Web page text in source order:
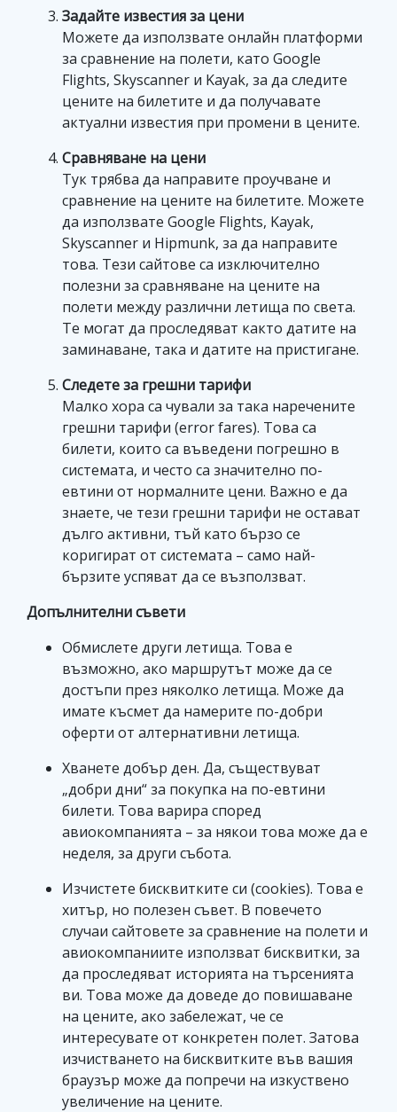
Задайте известия за цени
Можете да използвате онлайн платформи
за сравнение на полети, като Google
Flights, Skyscanner и Kayak, за да следите
цените на билетите и да получавате
актуални известия при промени в цените.
Сравняване на цени
Тук трябва да направите проучване и
сравнение на цените на билетите. Можете
да използвате Google Flights, Kayak,
Skyscanner и Hipmunk, за да направите
това. Тези сайтове са изключително
полезни за сравняване на цените на
полети между различни летища по света.
Те могат да проследяват както датите на
заминаване, така и датите на пристигане.
Следете за грешни тарифи
Малко хора са чували за така наречените
грешни тарифи (error fares). Това са
билети, които са въведени погрешно в
системата, и често са значително по-
евтини от нормалните цени. Важно е да
знаете, че тези грешни тарифи не остават
дълго активни, тъй като бързо се
коригират от системата – само най-
бързите успяват да се възползват.
Допълнителни съвети
Обмислете други летища. Това е
възможно, ако маршрутът може да се
достъпи през няколко летища. Може да
имате късмет да намерите по-добри
оферти от алтернативни летища.
Хванете добър ден. Да, съществуват
„добри дни“ за покупка на по-евтини
билети. Това варира според
авиокомпанията – за някои това може да е
неделя, за други събота.
Изчистете бисквитките си (cookies). Това е
хитър, но полезен съвет. В повечето
случаи сайтовете за сравнение на полети и
авиокомпаниите използват бисквитки, за
да проследяват историята на търсенията
ви. Това може да доведе до повишаване
на цените, ако забележат, че се
интересувате от конкретен полет. Затова
изчистването на бисквитките във вашия
браузър може да попречи на изкуствено
увеличение на цените.